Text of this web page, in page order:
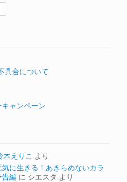
具合について
ャンペーン
木えりこ より
気に生きる！あきらめないカラ
告編に シエスタ より